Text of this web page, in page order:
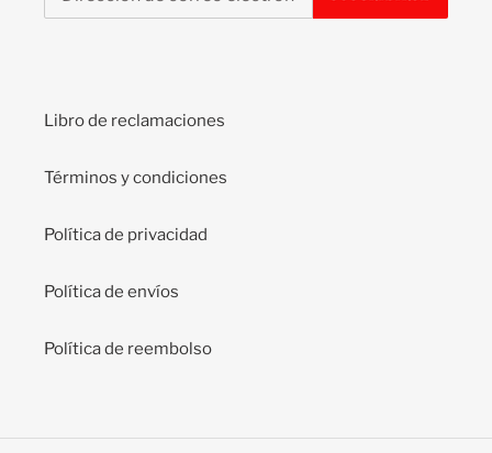
Libro de reclamaciones
Términos y condiciones
Política de privacidad
Política de envíos
Política de reembolso